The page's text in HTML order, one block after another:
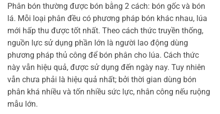
Phân bón thường được bón bằng 2 cách: bón gốc và bón
lá. Mỗi loại phân đều có phương pháp bón khác nhau, lúa
mới hấp thu được tốt nhất. Theo cách thức truyền thống,
nguồn lực sử dụng phần lớn là người lao động dùng
phương pháp thủ công để bón phân cho lúa. Cách thức
này vẫn hiệu quả, được sử dụng đến ngày nay. Tuy nhiên
vẫn chưa phải là hiệu quả nhất; bởi thời gian dùng bón
phân khá nhiều và tốn nhiều sức lực, nhân công nếu ruộng
mẫu lớn.